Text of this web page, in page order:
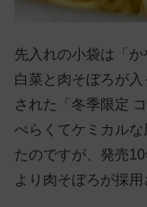
先入れの小袋は「
白菜と肉そぼろが
された「冬季限定
ぺらくてケミカル
たのですが、発売
より肉そぼろが採用